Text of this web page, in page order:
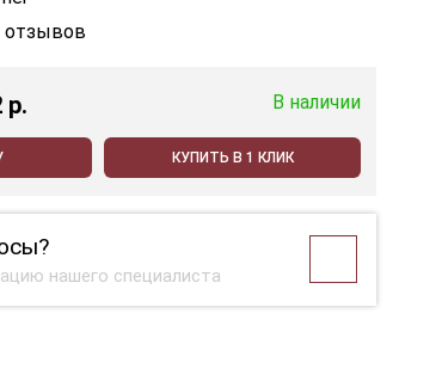
отзывов
p. В наличии
КУПИТЬ В 1 КЛИК
нашего специалиста